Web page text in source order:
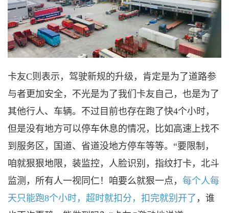
卡友C则表示，驾驶新规的升级，肯定是为了道路参
与者更加安全，不光是为了我们卡友自己，也是为了
其他行人、车辆。不过目前也存在跑了快4个小时，
但是没有地方可以停车休息的情况，比如高速上找不
到服务区，国道、省道没地方停车等等。“要限制，
咱就狠狠地限，装监控，人脸识别，指纹打卡，北斗
监测，所有人一视同仁！咱要么就狠一点， 每个人每
天只能跑8个小时，超时就扣分，扣完就别开了 ，谁